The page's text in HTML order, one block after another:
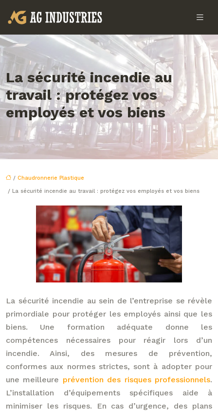
La sécurité incendie au
travail : protégez vos
employés et vos biens
/ Chaudronnerie Plastique
/ La sécurité incendie au travail : protégez vos employés et vos biens
La sécurité incendie au sein de l’entreprise se révèle
primordiale pour protéger les employés ainsi que les
biens. Une formation adéquate donne les
compétences nécessaires pour réagir lors d’un
incendie. Ainsi, des mesures de prévention,
conformes aux normes strictes, sont à adopter pour
une meilleure prévention des risques professionnels.
L’installation d’équipements spécifiques aide à
minimiser les risques. En cas d’urgence, des plans